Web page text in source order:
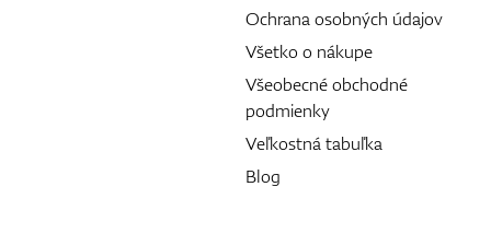
Ochrana osobných údajov
Všetko o nákupe
Všeobecné obchodné
podmienky
Veľkostná tabuľka
Blog